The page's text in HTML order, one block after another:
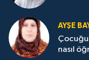
AYŞE
nasıl